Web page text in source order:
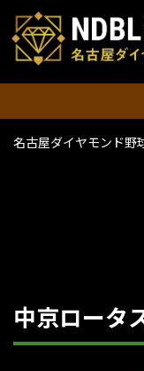
名古屋ダイヤモンド野
中京ロー